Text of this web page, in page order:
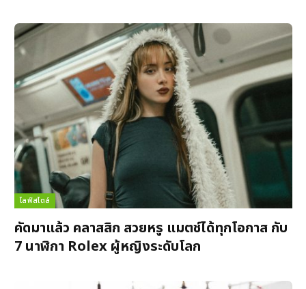
ไลฟ์สไตล์
คัดมาแล้ว คลาสสิก สวยหรู แมตช์ได้ทุกโอกาส กับ
7 นาฬิกา Rolex ผู้หญิงระดับโลก